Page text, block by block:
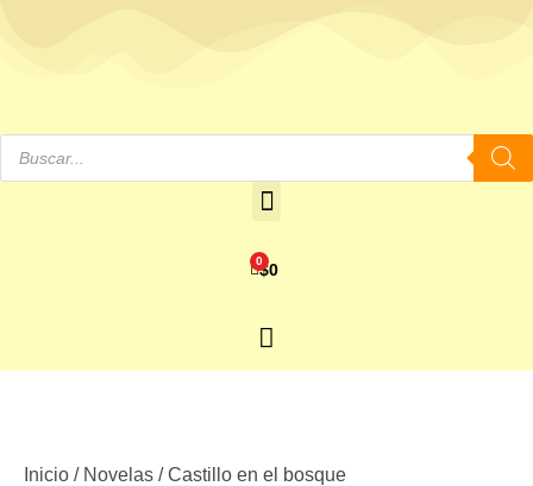
$0
0
Inicio / Novelas / Castillo en el bosque